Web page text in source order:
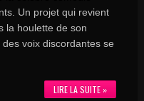
Un projet qui revient
la houlette de son
voix discordantes se
LIRE LA SUITE »